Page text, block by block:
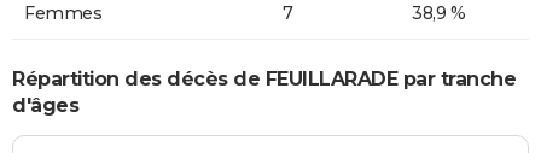
Femmes 7 38,9 %
Répartition des décès de FEUILLARADE par tranche
d'âges